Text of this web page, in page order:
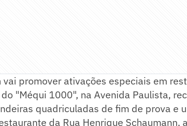
promover ativações especiais em
"Méqui 1000", na Avenida Paulista,
quadriculadas de fim de prova e
da Rua Henrique Schaumann,